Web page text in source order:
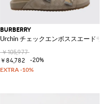
BURBERRY
Urchin チェックエンボススエードサ
￥105,977
￥84,782
-20%